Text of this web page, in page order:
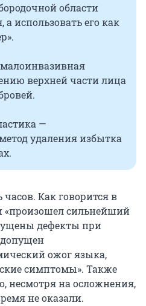
области
а использовать его как
верхней части лица
—
удаления избытка
Как говорится в
«произошел сильнейший
дефекты при
ожог языка,
симптомы». Также
несмотря на осложнения,
не оказали.